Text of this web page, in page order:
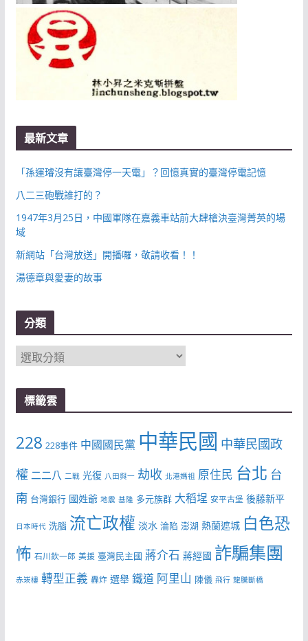
最新文章
「孫運璿沒有讓臺灣停一天電」？回憶真實的臺灣停電記憶
八二三砲戰誰打的？
1947年3月25日，中國軍隊在嘉義車站前大肆槍決臺灣菁英的場
域
新網站「台灣放送」開播囉，敬請收看！！
湯德章與愛妻的故事
分類
分
標籤雲
228 228事件 中國國民黨 中華民國 中華民國政
權 二二八 二戰 光復 八田與一 劫收 北港媽祖 原住民 台北 台
南 台灣銀行 國姓爺 地震 基隆 多元族群 大稻埕 安平古堡 後藤新平
日本時代 洗腦 流亡政權 淡水 淪陷 澎湖 熱蘭遮城 白色恐
怖 石川欽一郎 美援 臺灣民主國 蔣介石 蔣經國 詐騙集團
赤崁樓 轉型正義 轟炸 選舉 鐵道 阿里山 陳儀 飛行 龍騰斷橋